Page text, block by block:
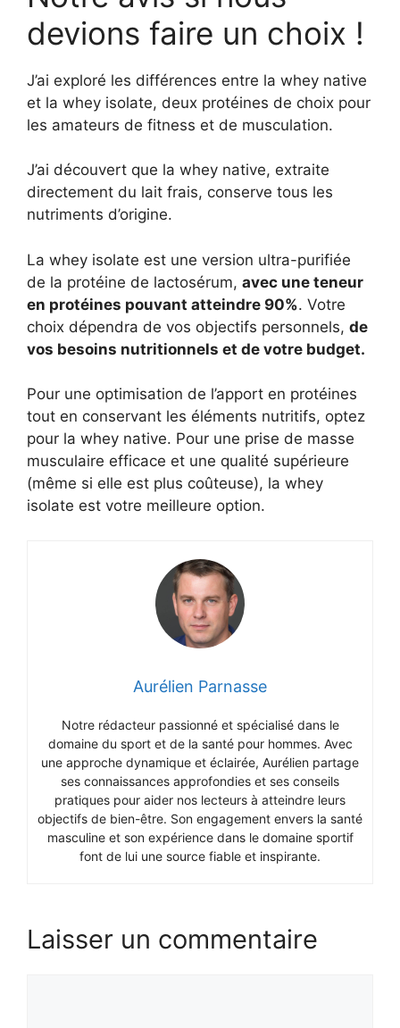
devions faire un choix !
J’ai exploré les différences entre la whey native
et la whey isolate, deux protéines de choix pour
les amateurs de fitness et de musculation.
J’ai découvert que la whey native, extraite
directement du lait frais, conserve tous les
nutriments d’origine.
La whey isolate est une version ultra-purifiée
de la protéine de lactosérum, avec une teneur
en protéines pouvant atteindre 90%. Votre
choix dépendra de vos objectifs personnels, de
vos besoins nutritionnels et de votre budget.
Pour une optimisation de l’apport en protéines
tout en conservant les éléments nutritifs, optez
pour la whey native. Pour une prise de masse
musculaire efficace et une qualité supérieure
(même si elle est plus coûteuse), la whey
isolate est votre meilleure option.
Aurélien Parnasse
Notre rédacteur passionné et spécialisé dans le
domaine du sport et de la santé pour hommes. Avec
une approche dynamique et éclairée, Aurélien partage
ses connaissances approfondies et ses conseils
pratiques pour aider nos lecteurs à atteindre leurs
objectifs de bien-être. Son engagement envers la santé
masculine et son expérience dans le domaine sportif
font de lui une source fiable et inspirante.
Laisser un commentaire